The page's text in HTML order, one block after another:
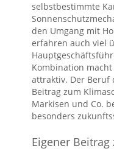
selbstbestimmte
den Umgang mit
erfahren auch viel
Kombination
attraktiv. Der Beruf
Beitrag zum
Markisen und Co.
besonders
Eigener